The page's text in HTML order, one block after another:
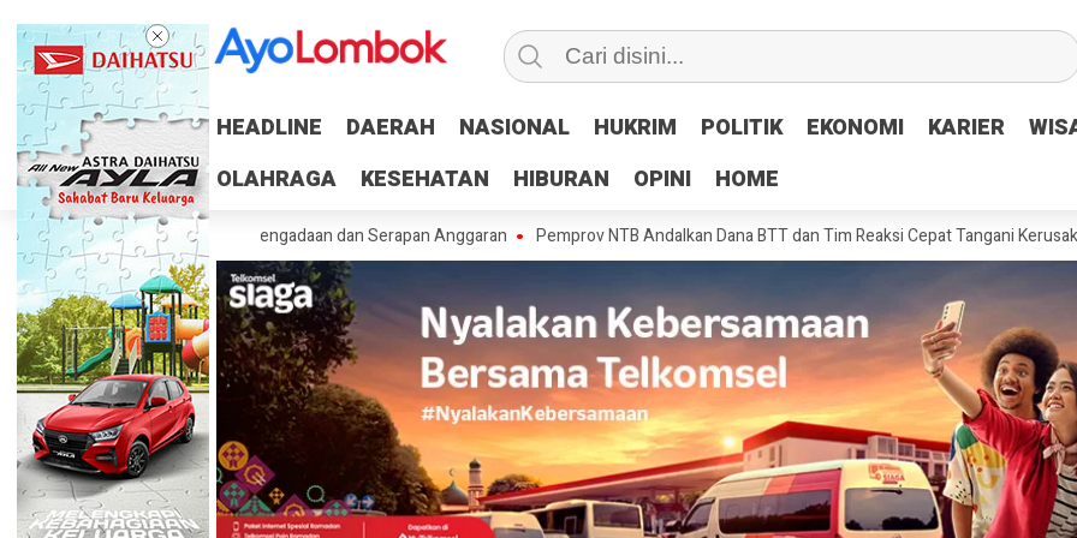
HEADLINE DAERAH NASIONAL HUKRIM POLITIK EKONOMI KARIER
OLAHRAGA
KESEHATAN HIBURAN OPINI HOME
HEADLINE DAERAH NASIONAL HUKRIM POLITIK EKONOMI KARIER
OLAHRAGA
KESEHATAN HIBURAN OPINI HOME
RUP, Percepat Pengadaan dan Serapan Anggaran Pemprov NTB Andalkan Dana BTT dan Tim Reaksi Cepat Tangani Kerusakan Jalan